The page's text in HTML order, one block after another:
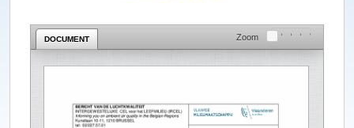
DOCUMENT Zoom